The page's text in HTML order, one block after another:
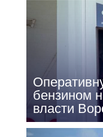
бензином
власти